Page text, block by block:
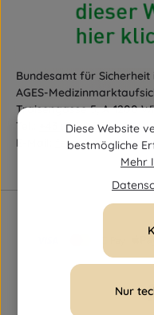
Bundesamt für Sicherheit
AGES-
Traisengasse 5, A-1200
Tel.:
+43 (0)50 555-36111
E-Mail:
Diese Website
bestmögliche
Mehr
Nur